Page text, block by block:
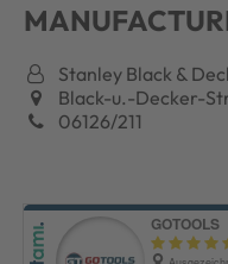
Stanley Black &
Black-u.-Decker-
06126/211